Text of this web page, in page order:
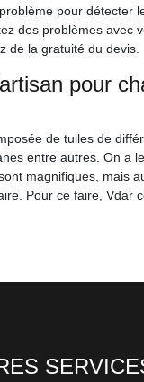
pour
des problèmes
de la gratuité du devis.
pour
de tuiles de
entre autres. On a
magnifiques, mais
Pour ce faire, Vdar